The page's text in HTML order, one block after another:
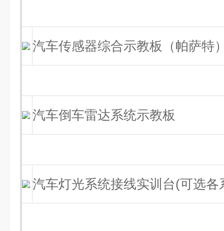
汽车传感器综合示教板（帕萨特
汽车倒车雷达系统示教板
汽车灯光系统接线实训台(可选各